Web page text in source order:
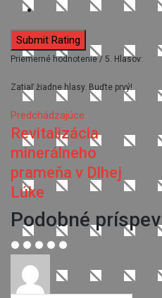
Submit Rating
Priemerné hodnotenie/ 5. Hlasov:
Zatiaľ žiadne hlasy. Buďte prvý!
Predchádzajúce
Revitalizácia
minerálneho
prameňa v Dlhej
Lúke
Podobné